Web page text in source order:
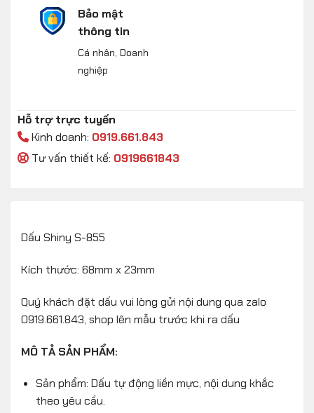
Bảo mật
thông tin
Cá nhân, Doanh
nghiệp
Hỗ trợ trực tuyến
Kinh doanh: 0919.661.843
Tư vấn thiết kế: 0919661843
Dấu Shiny S-855
Kích thước: 68mm x 23mm
Quý khách đặt dấu vui lòng gửi nội dung qua zalo
0919.661.843, shop lên mẫu trước khi ra dấu
MÔ TẢ SẢN PHẨM:
Sản phẩm: Dấu tự động liền mực, nội dung khắc
theo yêu cầu.